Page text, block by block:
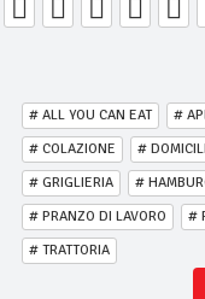
# ALL YOU CAN EAT #
# COLAZIONE
#
# GRIGLIERIA
#
# PRANZO DI LAVORO
#
# TRATTORIA